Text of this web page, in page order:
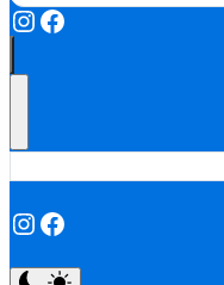
Instagram
Facebook
Instagram
Facebook